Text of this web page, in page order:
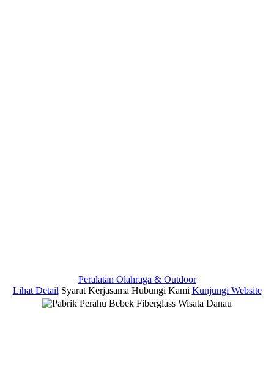
Peralatan Olahraga & Outdoor
Lihat Detail Syarat Kerjasama Hubungi Kami Kunjungi Website